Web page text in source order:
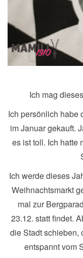
Ich mag
Ich persönlich habe
im Januar gekauft.
es ist toll. Ich hatte
Ich werde dieses
Weihnachtsmarkt
mal zur
23.12. statt findet.
die Stadt schieben,
entspannt vom